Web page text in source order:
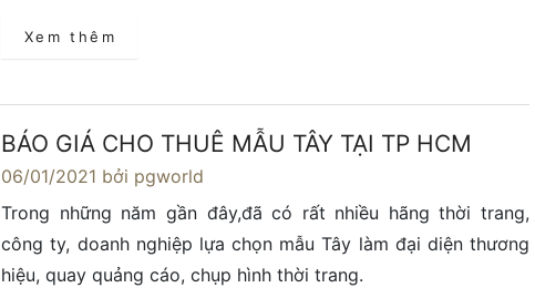
Xem thêm
BÁO GIÁ CHO THUÊ MẪU TÂY TẠI TP HCM
06/01/2021 bởi pgworld
Trong những năm gần đây,đã có rất nhiều hãng thời trang,
công ty, doanh nghiệp lựa chọn mẫu Tây làm đại diện thương
hiệu, quay quảng cáo, chụp hình thời trang.